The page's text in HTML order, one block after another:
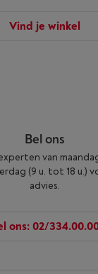
Vind je winkel
Bel ons
van
(9 u. tot 18 u.)
advies.
ons: 02/